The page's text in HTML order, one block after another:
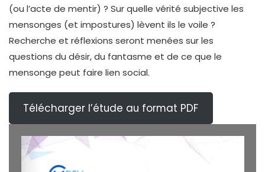
(ou l’acte de mentir) ? Sur quelle vérité subjective les
mensonges (et impostures) lèvent ils le voile ?
Recherche et réflexions seront menées sur les
questions du désir, du fantasme et de ce que le
mensonge peut faire lien social.
Télécharger l’étude au format PDF